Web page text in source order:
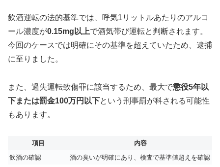
飲酒運転の法的基準では、呼気1リットルあたりのアルコ
ール濃度が0.15mg以上で酒気帯び運転と判断されます。
今回のケースでは明確にその基準を超えていたため、逮捕
に至りました。
また、過失運転致傷罪に該当するため、最大で懲役5年以
下または罰金100万円以下という刑事罰が科される可能性
もあります。
項目
内容
飲酒の確認
酒の臭いが明確にあり、検査で基準値超えを確認